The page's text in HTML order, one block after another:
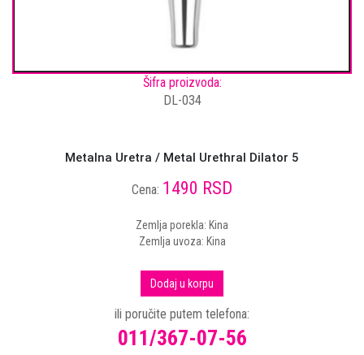
Šifra proizvoda:
DL-034
Metalna Uretra / Metal Urethral Dilator 5
Cena: 1490 RSD
Zemlja porekla: Kina
Zemlja uvoza: Kina
Dodaj u korpu
ili poručite putem telefona:
011/367-07-56